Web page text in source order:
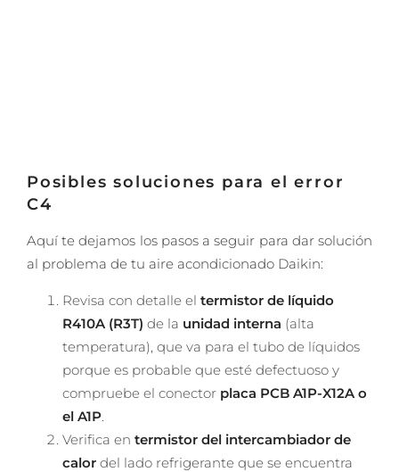
Posibles soluciones para el error
C4
Aquí te dejamos los pasos a seguir para dar solución
al problema de tu aire acondicionado Daikin:
Revisa con detalle el termistor de líquido
R410A (R3T) de la unidad interna (alta
temperatura), que va para el tubo de líquidos
porque es probable que esté defectuoso y
compruebe el conector placa PCB A1P-X12A o
el A1P.
Verifica en termistor del intercambiador de
calor del lado refrigerante que se encuentra